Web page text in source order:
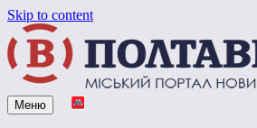
Skip to content
Vpoltave.info
Полтавский портал новостей
Меню